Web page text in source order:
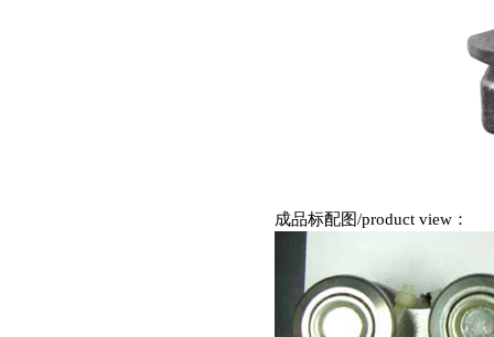
成品标配图/product view ：